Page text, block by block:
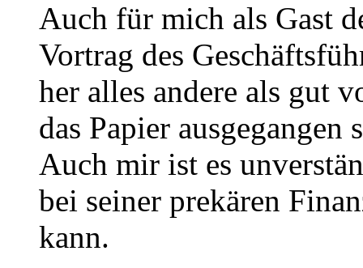
Auch für mich als Gast
Vortrag des
her alles andere als gut
das Papier
Auch mir ist es
bei seiner prekären
kann.